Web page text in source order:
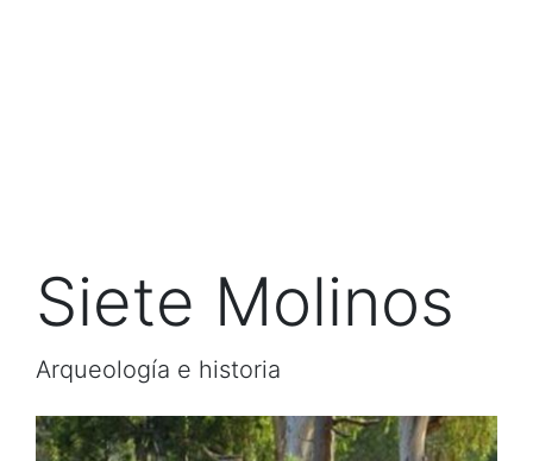
Siete Molinos
Arqueología e historia